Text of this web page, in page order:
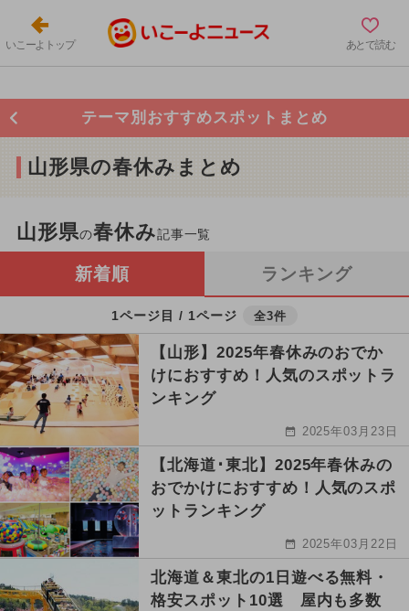
いこーよトップ あとで読む
テーマ別おすすめスポットまとめ
山形県の春休みまとめ
山形県の春休み記事一覧
新着順 ランキング
1ページ目 / 1ページ 全3件
【山形】2025年春休みのおでか
けにおすすめ！人気のスポットラ
ンキング
2025年03月23日
【北海道･東北】2025年春休みの
おでかけにおすすめ！人気のスポ
ットランキング
2025年03月22日
北海道＆東北の1日遊べる無料・
格安スポット10選 屋内も多数